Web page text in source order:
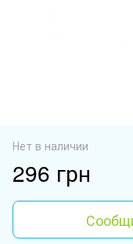
Нет в наличии
296 грн